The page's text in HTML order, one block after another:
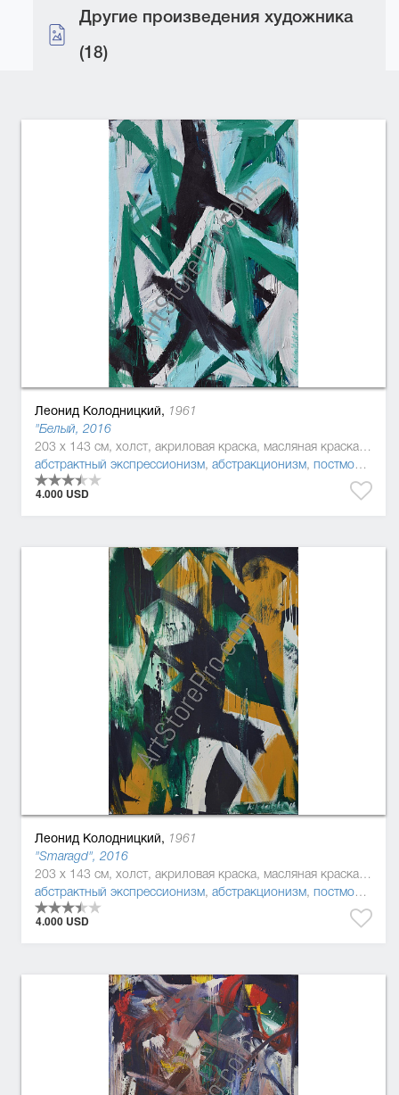
Другие произведения художника
(18)
Леонид Колодницкий, 1961
"Белый, 2016
203 x 143 см, холст, акриловая краска, масляная краска, эмаль
абстрактный экспрессионизм, абстракционизм, постмодернизм
4.000 USD
Леонид Колодницкий, 1961
"Smaragd", 2016
203 x 143 см, холст, акриловая краска, масляная краска, эмаль
абстрактный экспрессионизм, абстракционизм, постмодернизм
4.000 USD